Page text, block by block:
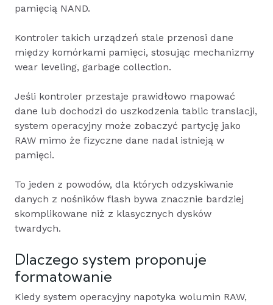
pamięcią NAND.
Kontroler takich urządzeń stale przenosi dane
między komórkami pamięci, stosując mechanizmy
wear leveling, garbage collection.
Jeśli kontroler przestaje prawidłowo mapować
dane lub dochodzi do uszkodzenia tablic translacji,
system operacyjny może zobaczyć partycję jako
RAW mimo że fizyczne dane nadal istnieją w
pamięci.
To jeden z powodów, dla których odzyskiwanie
danych z nośników flash bywa znacznie bardziej
skomplikowane niż z klasycznych dysków
twardych.
Dlaczego system proponuje
formatowanie
Kiedy system operacyjny napotyka wolumin RAW,